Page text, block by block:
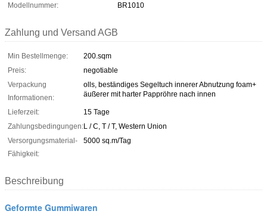
Modellnummer:
BR1010
Zahlung und Versand AGB
Min Bestellmenge:
200.sqm
Preis:
negotiable
Verpackung
Informationen:
olls, beständiges Segeltuch innerer Abnutzung foam+
äußerer mit harter Pappröhre nach innen
Lieferzeit:
15 Tage
Zahlungsbedingungen:L / C, T / T, Western Union
Versorgungsmaterial-
Fähigkeit:
5000 sq.m/Tag
Beschreibung
Geformte Gummiwaren